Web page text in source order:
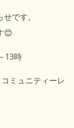
です。
😊
13時
ミュニティーレ